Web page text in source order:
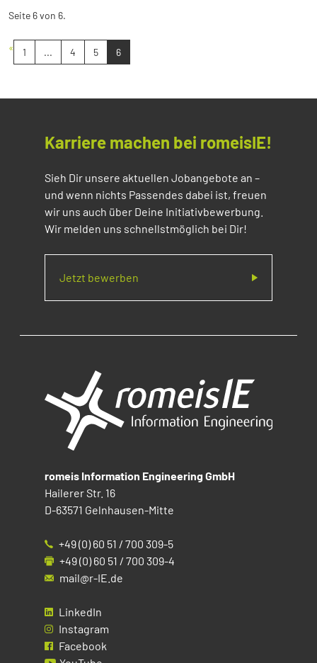
Seite 6 von 6.
« 1 ... 4 5 6
Karriere machen bei romeisIE!
Sieh Dir unsere aktuellen Jobangebote an –
und wenn nichts Passendes dabei ist, freuen
wir uns auch über Deine Initiativbewerbung.
Wir melden uns schnellstmöglich bei Dir!
Jetzt bewerben
romeis Information Engineering GmbH
Hailerer Str. 16
D-63571 Gelnhausen-Mitte
+49 (0) 60 51 / 700 309-5
+49 (0) 60 51 / 700 309-4
mail@r-IE.de
LinkedIn
Instagram
Facebook